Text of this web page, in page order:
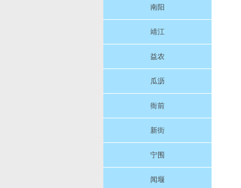
南阳
靖江
益农
瓜沥
衙前
新街
宁围
闻堰